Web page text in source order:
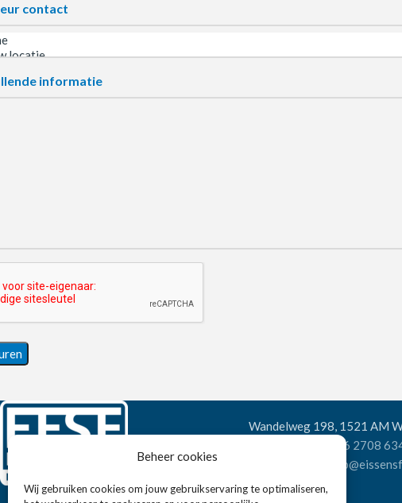
Beheer cookies
Wij gebruiken cookies om jouw gebruikservaring te optimaliseren,
contact
informatie
Wandelweg 198, 1521 AM
+31 6 2708